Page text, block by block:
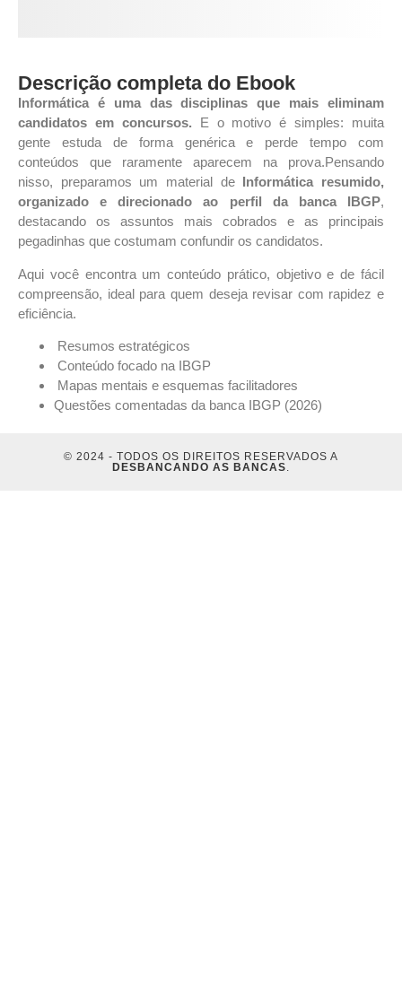
Descrição completa do Ebook
Informática é uma das disciplinas que mais eliminam
candidatos em concursos. E o motivo é simples: muita
gente estuda de forma genérica e perde tempo com
conteúdos que raramente aparecem na prova.Pensando
nisso, preparamos um material de Informática resumido,
organizado e direcionado ao perfil da banca IBGP,
destacando os assuntos mais cobrados e as principais
pegadinhas que costumam confundir os candidatos.
Aqui você encontra um conteúdo prático, objetivo e de fácil
compreensão, ideal para quem deseja revisar com rapidez e
eficiência.
Resumos estratégicos
Conteúdo focado na IBGP
Mapas mentais e esquemas facilitadores
Questões comentadas da banca IBGP (2026)
© 2024 - TODOS OS DIREITOS RESERVADOS A
DESBANCANDO AS BANCAS.